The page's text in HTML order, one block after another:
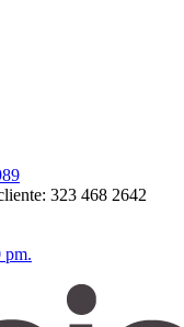
323 468 2642
pm.